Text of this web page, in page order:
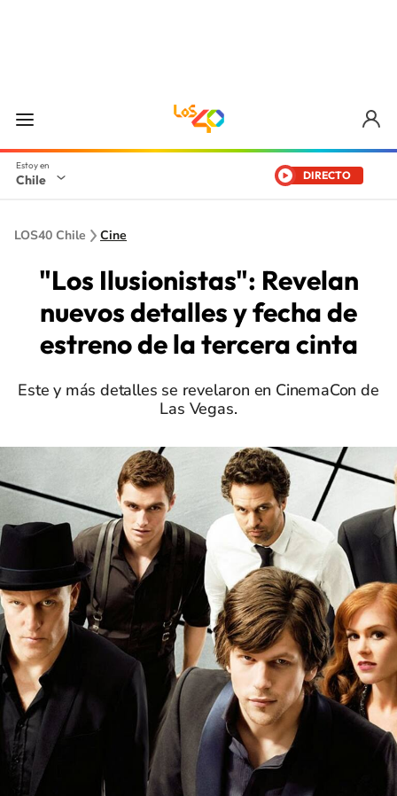
Chile DIRECTO
LOS40 Chile Cine
"Los Ilusionistas": Revelan
nuevos detalles y fecha de
estreno de la tercera cinta
Este y más detalles se revelaron en CinemaCon de
Las Vegas.